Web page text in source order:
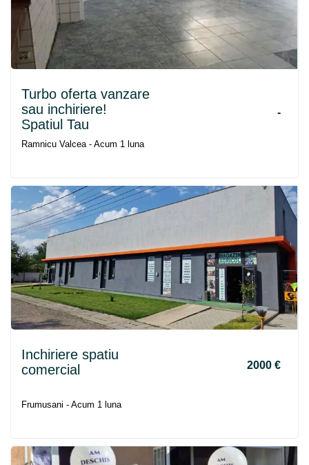
Turbo oferta vanzare
sau inchiriere!
Spatiul Tau
-
Ramnicu Valcea - Acum 1 luna
Inchiriere spatiu
comercial
2000 €
Frumusani - Acum 1 luna